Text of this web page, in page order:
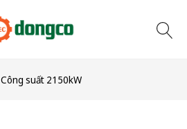
Công suất 2150kW